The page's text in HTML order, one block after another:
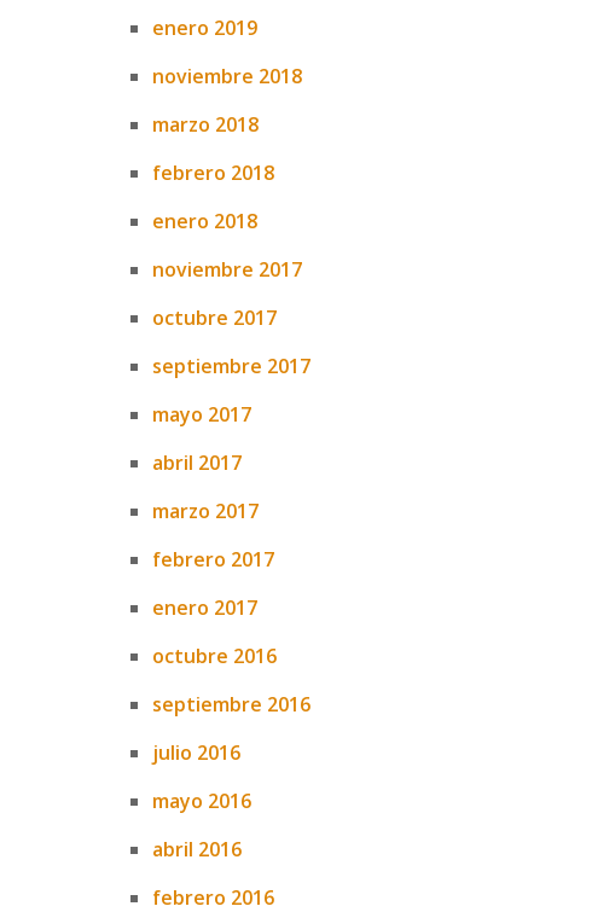
enero 2019
noviembre 2018
marzo 2018
febrero 2018
enero 2018
noviembre 2017
octubre 2017
septiembre 2017
mayo 2017
abril 2017
marzo 2017
febrero 2017
enero 2017
octubre 2016
septiembre 2016
julio 2016
mayo 2016
abril 2016
febrero 2016